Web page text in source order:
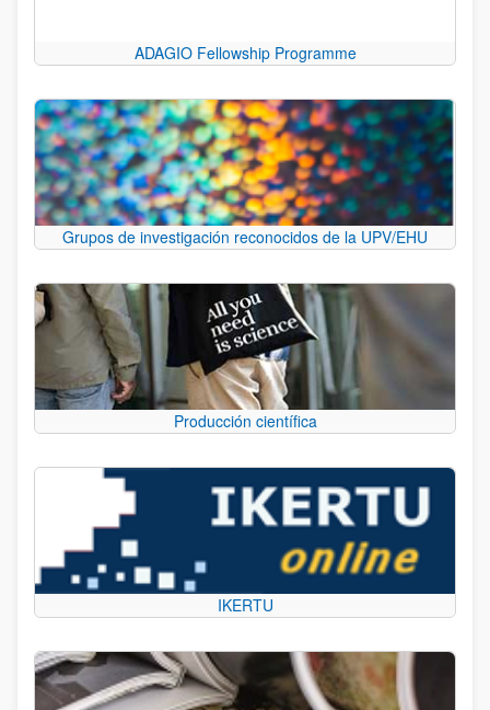
ADAGIO Fellowship Programme
Grupos de investigación reconocidos de la UPV/EHU
Producción científica
IKERTU